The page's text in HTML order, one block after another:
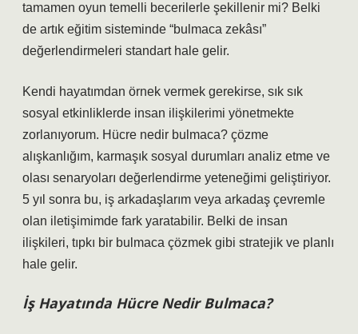
tamamen oyun temelli becerilerle şekillenir mi? Belki
de artık eğitim sisteminde “bulmaca zekâsı”
değerlendirmeleri standart hale gelir.
Kendi hayatımdan örnek vermek gerekirse, sık sık
sosyal etkinliklerde insan ilişkilerimi yönetmekte
zorlanıyorum. Hücre nedir bulmaca? çözme
alışkanlığım, karmaşık sosyal durumları analiz etme ve
olası senaryoları değerlendirme yeteneğimi geliştiriyor.
5 yıl sonra bu, iş arkadaşlarım veya arkadaş çevremle
olan iletişimimde fark yaratabilir. Belki de insan
ilişkileri, tıpkı bir bulmaca çözmek gibi stratejik ve planlı
hale gelir.
İş Hayatında Hücre Nedir Bulmaca?